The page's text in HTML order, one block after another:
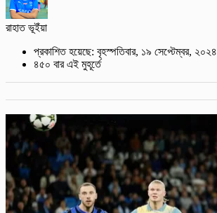
রাহাত ভূইঁয়া
প্রকাশিত হয়েছে: বৃহস্পতিবার, ১৯ সেপ্টেম্বর, ২০২৪
৪৫০ বার এই মুহূর্তে